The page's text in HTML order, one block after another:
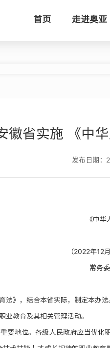
首页 走进奥亚
徽省实施 《中
发布日期
《中
（2022年12
常务
》，结合本省实际，制定本办法
教育及其相关管理活动。
要地位。各级人民政府应当优化